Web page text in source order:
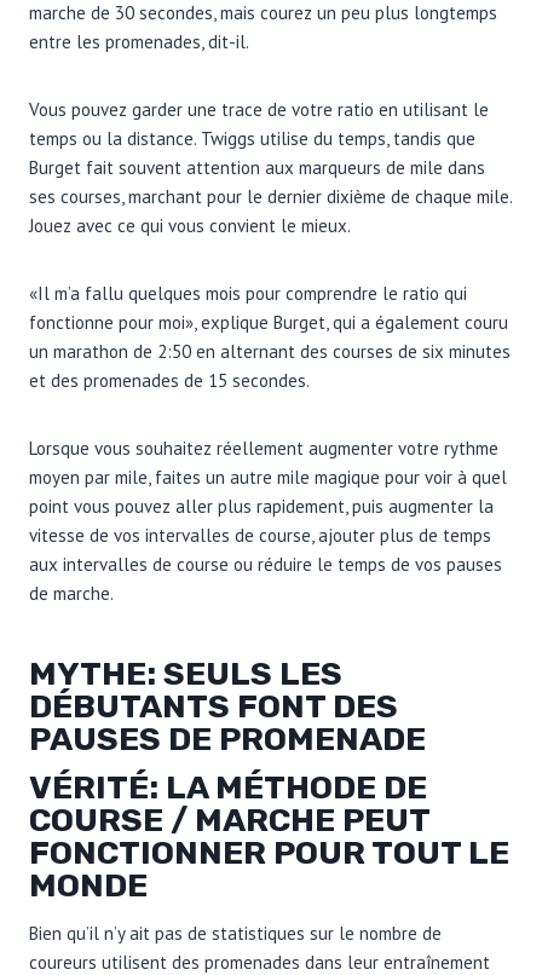
marche de 30 secondes, mais courez un peu plus longtemps
entre les promenades, dit-il.
Vous pouvez garder une trace de votre ratio en utilisant le
temps ou la distance. Twiggs utilise du temps, tandis que
Burget fait souvent attention aux marqueurs de mile dans
ses courses, marchant pour le dernier dixième de chaque mile.
Jouez avec ce qui vous convient le mieux.
«Il m’a fallu quelques mois pour comprendre le ratio qui
fonctionne pour moi», explique Burget, qui a également couru
un marathon de 2:50 en alternant des courses de six minutes
et des promenades de 15 secondes.
Lorsque vous souhaitez réellement augmenter votre rythme
moyen par mile, faites un autre mile magique pour voir à quel
point vous pouvez aller plus rapidement, puis augmenter la
vitesse de vos intervalles de course, ajouter plus de temps
aux intervalles de course ou réduire le temps de vos pauses
de marche.
MYTHE: SEULS LES
DÉBUTANTS FONT DES
PAUSES DE PROMENADE
VÉRITÉ: LA MÉTHODE DE
COURSE / MARCHE PEUT
FONCTIONNER POUR TOUT LE
MONDE
Bien qu’il n’y ait pas de statistiques sur le nombre de
coureurs utilisent des promenades dans leur entraînement